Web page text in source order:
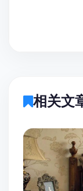
相关文